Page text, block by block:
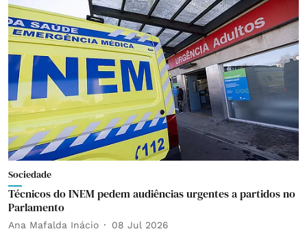
Sociedade
Técnicos do INEM pedem audiências urgentes a partidos no
Parlamento
Ana Mafalda Inácio 08 Jul 2026